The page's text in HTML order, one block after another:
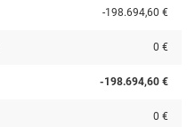
-198.694,60 €
0 €
-198.694,60 €
0 €